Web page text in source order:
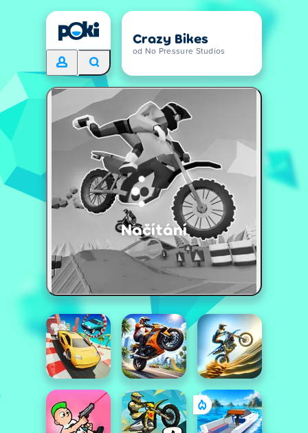
Crazy Bikes
od No Pressure Studios
Načítání